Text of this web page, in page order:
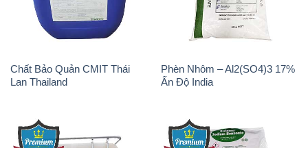
Chất Bảo Quản CMIT Thái
Lan Thailand
Phèn Nhôm – Al2(SO4)3 17%
Ấn Độ India